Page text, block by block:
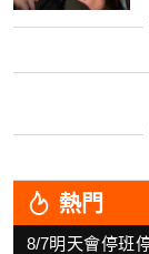
熱門
8/7明天會停班